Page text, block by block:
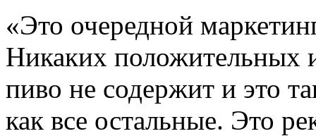
«Это очередной
Никаких положительных
пиво не содержит и это
как все остальные. Это